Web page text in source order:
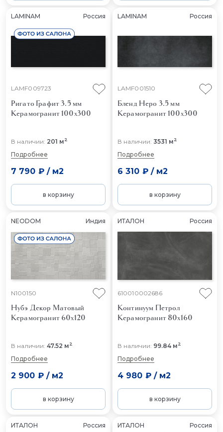
LAMINAM Россия
LAMF009723
Ригато Графит 3.5 мм
Керамогранит 100x300
В наличии: 201 м2
Подробнее
7 790 ₽/ м2
в корзину
LAMINAM Россия
LAMF001510
Бленд Неро 3.5 мм
Керамогранит 100x300
В наличии: 3531 м2
Подробнее
6 310 ₽/ м2
в корзину
NEODOM Индия
N100150
Нубэ Декор Матовый
Керамогранит 60x120
В наличии: 47.52 м2
Подробнее
2 900 ₽/ м2
в корзину
ИТАЛОН Россия
610010002686
Континуум Петрол
Керамогранит 80x160
В наличии: 99.84 м2
Подробнее
4 980 ₽/ м2
в корзину
ИТАЛОН Россия ИТАЛОН Россия